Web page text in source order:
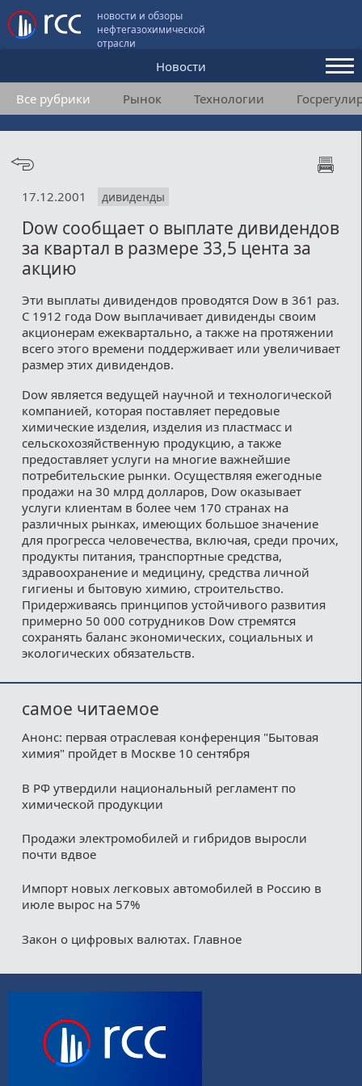
новости и обзоры
нефтегазохимической
отрасли
Новости
Аналитика и мнения
Конференции
Подписка
Медиакит
Контакты
Все рубрики Рынок Технологии
17.12.2001 дивиденды
Dow сообщает о выплате дивидендов
за квартал в размере 33,5 цента за
акцию
Эти выплаты дивидендов проводятся Dow в 361 раз.
С 1912 года Dow выплачивает дивиденды своим
акционерам ежеквартально, а также на протяжении
всего этого времени поддерживает или увеличивает
размер этих дивидендов.
Dow является ведущей научной и технологической
компанией, которая поставляет передовые
химические изделия, изделия из пластмасс и
сельскохозяйственную продукцию, а также
предоставляет услуги на многие важнейшие
потребительские рынки. Осуществляя ежегодные
продажи на 30 млрд долларов, Dow оказывает
услуги клиентам в более чем 170 странах на
различных рынках, имеющих большое значение
для прогресса человечества, включая, среди прочих,
продукты питания, транспортные средства,
здравоохранение и медицину, средства личной
гигиены и бытовую химию, строительство.
Придерживаясь принципов устойчивого развития
примерно 50 000 сотрудников Dow стремятся
сохранять баланс экономических, социальных и
экологических обязательств.
самое читаемое
Анонс: первая отраслевая конференция "Бытовая
химия" пройдет в Москве 10 сентября
В РФ утвердили национальный регламент по
химической продукции
Продажи электромобилей и гибридов выросли
почти вдвое
Импорт новых легковых автомобилей в Россию в
июле вырос на 57%
Закон о цифровых валютах. Главное